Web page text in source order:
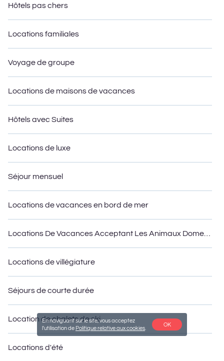
Hôtels pas chers
Locations familiales
Voyage de groupe
Locations de maisons de vacances
Hôtels avec Suites
Locations de luxe
Séjour mensuel
Locations de vacances en bord de mer
Locations de villégiature
Séjours de courte durée
Location de chalets de ski
Locations d'été
En naviguant sur le site, vous acceptez
l'utilisation de Politique relative aux cookies
OK